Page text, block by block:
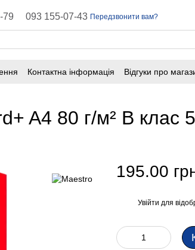
79 093 155-07-43 Передзвонити вам?
Контактна інформація Відгуки про
A4 80 г/м² B клас
195.00
Увійти для